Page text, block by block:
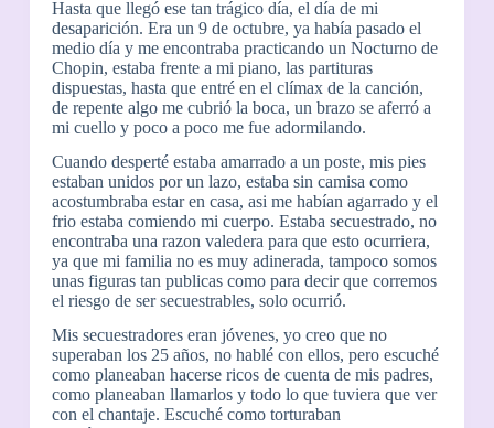
Hasta que llegó ese tan trágico día, el día de mi
desaparición. Era un 9 de octubre, ya había pasado el
medio día y me encontraba practicando un Nocturno de
Chopin, estaba frente a mi piano, las partituras
dispuestas, hasta que entré en el clímax de la canción,
de repente algo me cubrió la boca, un brazo se aferró a
mi cuello y poco a poco me fue adormilando.
Cuando desperté estaba amarrado a un poste, mis pies
estaban unidos por un lazo, estaba sin camisa como
acostumbraba estar en casa, asi me habían agarrado y el
frio estaba comiendo mi cuerpo. Estaba secuestrado, no
encontraba una razon valedera para que esto ocurriera,
ya que mi familia no es muy adinerada, tampoco somos
unas figuras tan publicas como para decir que corremos
el riesgo de ser secuestrables, solo ocurrió.
Mis secuestradores eran jóvenes, yo creo que no
superaban los 25 años, no hablé con ellos, pero escuché
como planeaban hacerse ricos de cuenta de mis padres,
como planeaban llamarlos y todo lo que tuviera que ver
con el chantaje. Escuché como torturaban